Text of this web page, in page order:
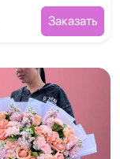
Заказать